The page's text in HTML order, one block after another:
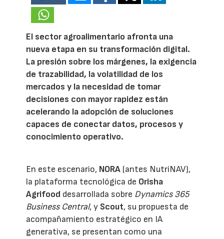
El sector agroalimentario afronta una
nueva etapa en su transformación digital.
La presión sobre los márgenes, la exigencia
de trazabilidad, la volatilidad de los
mercados y la necesidad de tomar
decisiones con mayor rapidez están
acelerando la adopción de soluciones
capaces de conectar datos, procesos y
conocimiento operativo.
En este escenario, NORA (antes NutriNAV),
la plataforma tecnológica de Orisha
Agrifood desarrollada sobre Dynamics 365
Business Central, y Scout, su propuesta de
acompañamiento estratégico en IA
generativa, se presentan como una